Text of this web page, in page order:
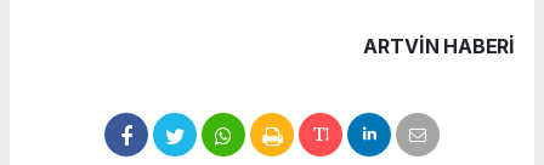
ARTVIN HABERİ